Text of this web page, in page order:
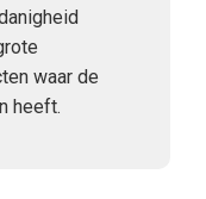
waar de
heeft.